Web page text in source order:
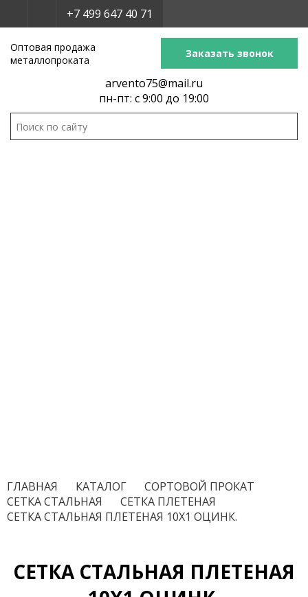
Оптовая продажа
металлопроката
arvento75@mail.ru
пн-пт: с 9:00 до 19:00
Заказать звонок
ГЛАВНАЯ КАТАЛОГ СОРТОВОЙ ПРОКАТ
СЕТКА СТАЛЬНАЯ СЕТКА ПЛЕТЕНАЯ
СЕТКА СТАЛЬНАЯ ПЛЕТЕНАЯ 10Х1 ОЦИНК.
СЕТКА СТАЛЬНАЯ ПЛЕТЕНАЯ
+7 499 647 40 71